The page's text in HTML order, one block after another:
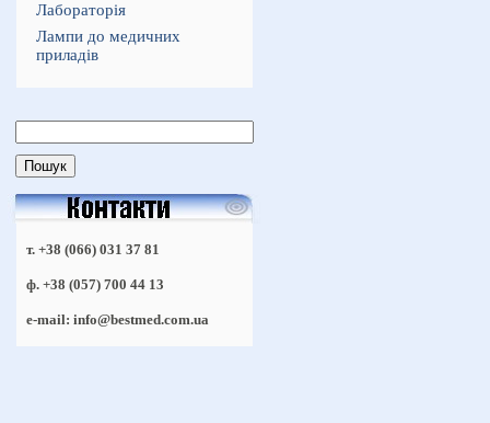
Лабораторія
Лампи до медичних
приладів
т. +38 (066) 031 37 81
ф. +38 (057) 700 44 13
e-mail: info@bestmed.com.ua